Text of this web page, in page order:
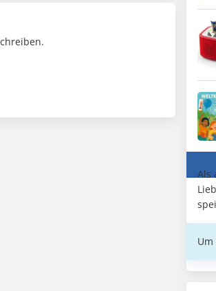
Als